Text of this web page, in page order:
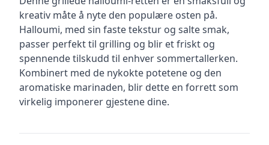
kreativ måte å nyte den populære osten på.
Halloumi, med sin faste tekstur og salte smak,
passer perfekt til grilling og blir et friskt og
spennende tilskudd til enhver sommertallerken.
Kombinert med de nykokte potetene og den
aromatiske marinaden, blir dette en forrett som
virkelig imponerer gjestene dine.